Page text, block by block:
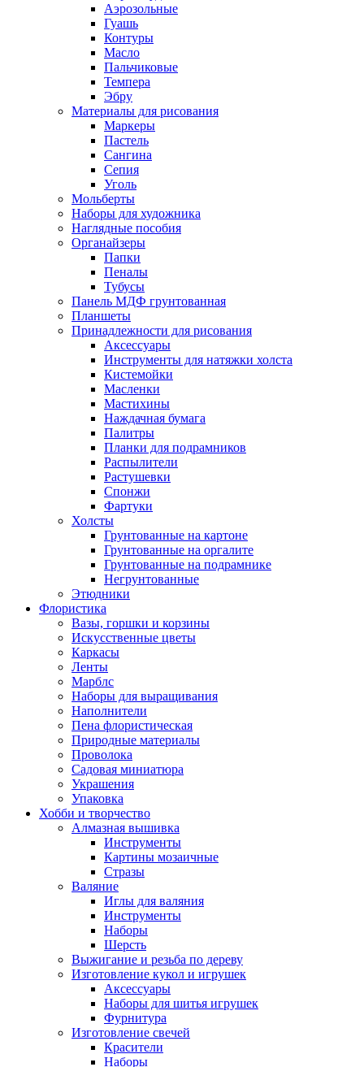
Аэрозольные
Гуашь
Контуры
Масло
Пальчиковые
Темпера
Эбру
Материалы для рисования
Маркеры
Пастель
Сангина
Сепия
Уголь
Мольберты
Наборы для художника
Наглядные пособия
Органайзеры
Папки
Пеналы
Тубусы
Панель МДФ грунтованная
Планшеты
Принадлежности для рисования
Аксессуары
Инструменты для натяжки холста
Кистемойки
Масленки
Мастихины
Наждачная бумага
Палитры
Планки для подрамников
Распылители
Растушевки
Спонжи
Фартуки
Холсты
Грунтованные на картоне
Грунтованные на оргалите
Грунтованные на подрамнике
Негрунтованные
Этюдники
Флористика
Вазы, горшки и корзины
Искусственные цветы
Каркасы
Ленты
Марблс
Наборы для выращивания
Наполнители
Пена флористическая
Природные материалы
Проволока
Садовая миниатюра
Украшения
Упаковка
Хобби и творчество
Алмазная вышивка
Инструменты
Картины мозаичные
Стразы
Валяние
Иглы для валяния
Инструменты
Наборы
Шерсть
Выжигание и резьба по дереву
Изготовление кукол и игрушек
Аксессуары
Наборы для шитья игрушек
Фурнитура
Изготовление свечей
Красители
Наборы